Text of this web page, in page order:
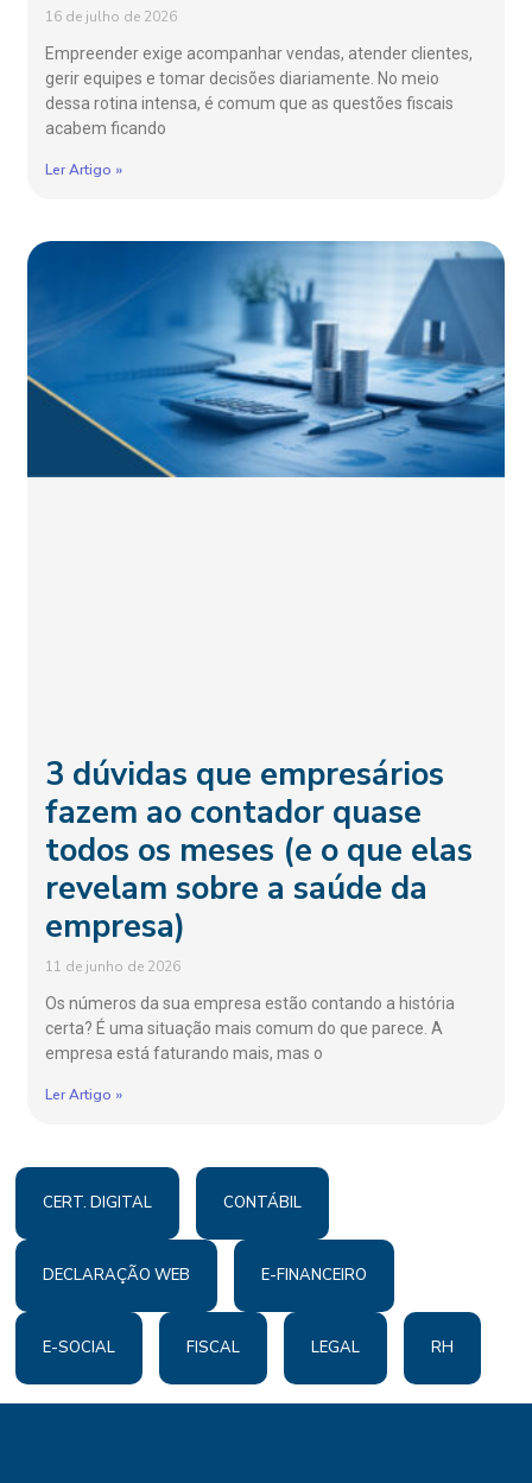
16 de julho de 2026
Empreender exige acompanhar vendas, atender clientes,
gerir equipes e tomar decisões diariamente. No meio
dessa rotina intensa, é comum que as questões fiscais
acabem ficando
Ler Artigo »
3 dúvidas que empresários
fazem ao contador quase
todos os meses (e o que elas
revelam sobre a saúde da
empresa)
11 de junho de 2026
Os números da sua empresa estão contando a história
certa? É uma situação mais comum do que parece. A
empresa está faturando mais, mas o
Ler Artigo »
CERT. DIGITAL CONTÁBIL
DECLARAÇÃO WEB E-FINANCEIRO
E-SOCIAL FISCAL LEGAL RH